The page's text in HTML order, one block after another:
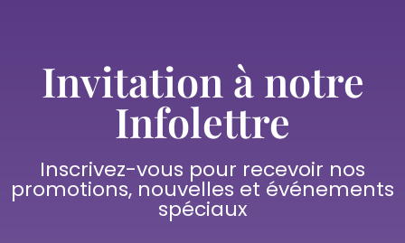
Invitation à notre
Infolettre
Inscrivez-vous pour recevoir nos
promotions, nouvelles et événements
spéciaux